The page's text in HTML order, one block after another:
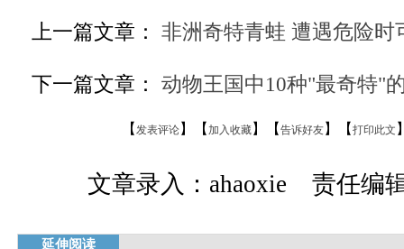
上一篇文章： 非洲奇特青蛙 遭遇危险时
下一篇文章： 动物王国中10种"最奇特"
【 发表评论 】【 加入收藏 】【 告诉好友 】【 打印此文
文章录入：ahaoxie 责任编
延伸阅读